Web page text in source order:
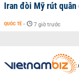
Iran đòi Mỹ rút
QUỐC TẾ - 7 giờ trước